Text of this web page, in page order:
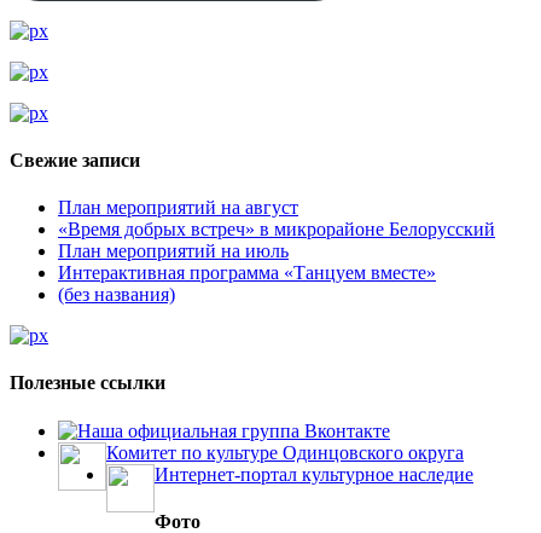
Свежие записи
План мероприятий на август
«Время добрых встреч» в микрорайоне Белорусский
План мероприятий на июль
Интерактивная программа «Танцуем вместе»
(без названия)
Полезные ссылки
Наша официальная группа Вконтакте
Комитет по культуре Одинцовского округа
Интернет-портал культурное наследие
Фото